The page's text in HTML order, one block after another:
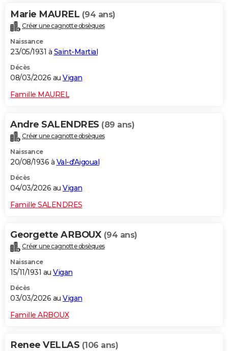
Marie MAUREL (94 ans)
Créer une cagnotte obsèques
Naissance
23/05/1931 à Saint-Martial
Décès
08/03/2026 au Vigan
Famille MAUREL
Andre SALENDRES (89 ans)
Créer une cagnotte obsèques
Naissance
20/08/1936 à Val-d'Aigoual
Décès
04/03/2026 au Vigan
Famille SALENDRES
Georgette ARBOUX (94 ans)
Créer une cagnotte obsèques
Naissance
15/11/1931 au Vigan
Décès
03/03/2026 au Vigan
Famille ARBOUX
Renee VELLAS (106 ans)